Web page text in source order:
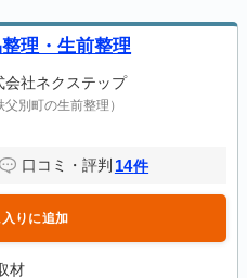
理・生前整理
会社ネクステップ
父別町の生前整理）
口コミ・評判 14件
りに追加
材